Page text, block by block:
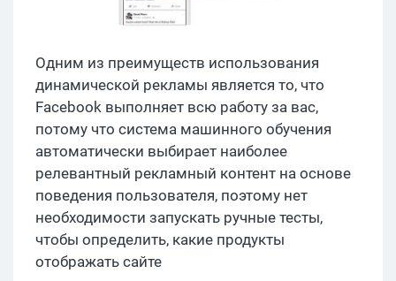
Одним из преимуществ использования
динамической рекламы является то, что
Facebook выполняет всю работу за вас,
потому что система машинного обучения
автоматически выбирает наиболее
релевантный рекламный контент на основе
поведения пользователя, поэтому нет
необходимости запускать ручные тесты,
чтобы определить, какие продукты
отображать сайте